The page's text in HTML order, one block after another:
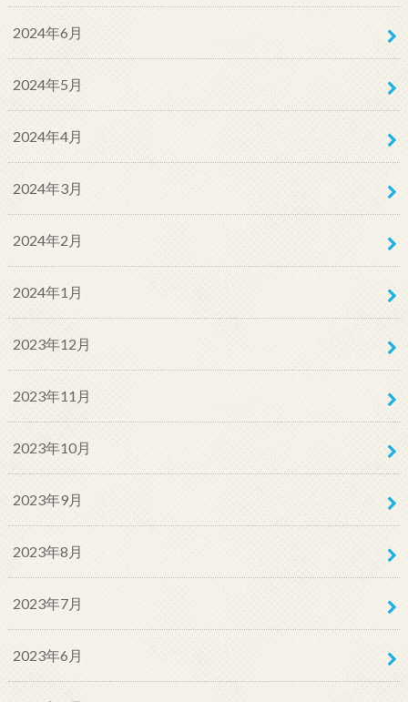
2024年6月
2024年5月
2024年4月
2024年3月
2024年2月
2024年1月
2023年12月
2023年11月
2023年10月
2023年9月
2023年8月
2023年7月
2023年6月